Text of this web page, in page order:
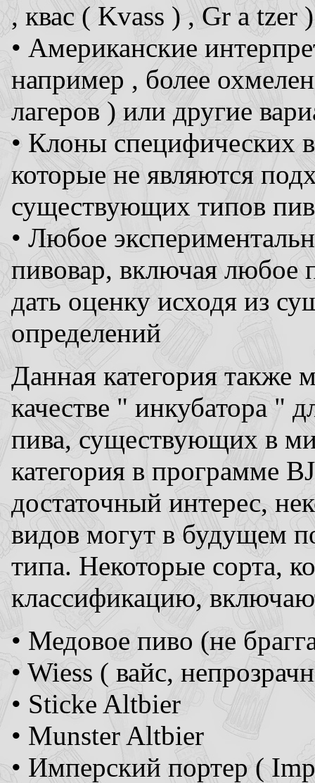
, квас ( Kvass ) , Gr a tzer )
• Американские
например , более
лагеров ) или другие
• Клоны специфических
которые не являются
существующих типов
• Любое
пивовар, включая любое
дать оценку исходя из
определений
Данная категория также
качестве " инкубатора "
пива, существующих в
категория в программе
достаточный интерес,
видов могут в будущем
типа. Некоторые сорта,
классификацию,
• Медовое пиво (не
• Wiess ( вайс,
• Sticke Altbier
• Munster Altbier
• Имперский портер (